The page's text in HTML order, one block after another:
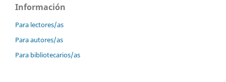
Información
Para lectores/as
Para autores/as
Para bibliotecarios/as